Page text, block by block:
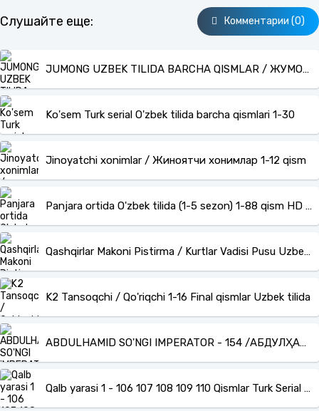
Слушайте еще: Комментарии (0)
JUMONG UZBEK TILIDA BARCHA QISMLAR / ЖУМОНГ – УЗБЕК ТИЛИДА (1-162) КОРЕЯ СЕРИАЛИ
Ko'sem Turk serial O'zbek tilida barcha qismlari 1-30
Jinoyatchi xonimlar / Жиноятчи хонимлар 1-12 qism
Panjara ortida O'zbek tilida (1-5 sezon) 1-88 qism HD barcha qismlar
Qashqirlar Makoni Pistirma / Kurtlar Vadisi Pusu Uzbek tilida barcha qismlar
K2 Tansoqchi / Qo'riqchi 1-16 Final qismlar Uzbek tilida
ABDULHAMID SO'NGI IMPERATOR - 154 /АБДУЛҲАМИДХОН – СЎНГГИ ИМПЕРАТОР BARCHA QISMLAR O'ZBEK TILIDA
Qalb yarasi 1 - 106 107 108 109 110 Qismlar Turk Serial Uzbek O'zbek Tilida Barcha qismlari